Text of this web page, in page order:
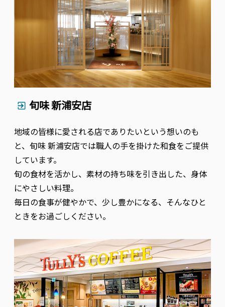
旬味 新浦安店
地域の皆様に愛される店でありたいという想いのも
と、旬味 新浦安店では職人の手を掛けた和食をご提供
しています。
旬の食材を活かし、素材の持ち味を引き出した、身体
にやさしい料理。
毎日の食事が健やかで、少し豊かになる、そんなひと
ときをお過ごしください。